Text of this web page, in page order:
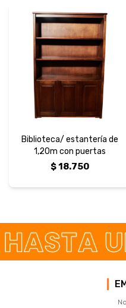
Biblioteca/ estantería de
1,20m con puertas
$18.750